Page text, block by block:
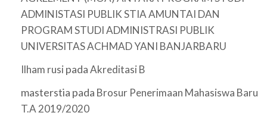
ADMINISTASI PUBLIK STIA AMUNTAI DAN
PROGRAM STUDI ADMINISTRASI PUBLIK
UNIVERSITAS ACHMAD YANI BANJARBARU
Ilham rusi padaAkreditasi B
masterstia pada Brosur Penerimaan Mahasiswa Baru
T.A 2019/2020